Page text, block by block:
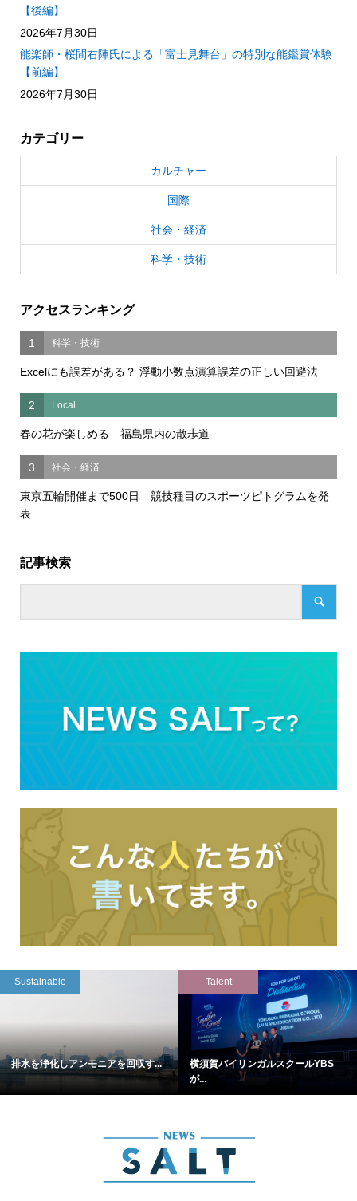
【後編】
2026年7月30日
能楽師・桜間右陣氏による「富士見舞台」の特別な能鑑賞体験
【前編】
2026年7月30日
カテゴリー
カルチャー
国際
社会・経済
科学・技術
アクセスランキング
1 科学・技術
Excelにも誤差がある？ 浮動小数点演算誤差の正しい回避法
2 Local
春の花が楽しめる 福島県内の散歩道
3 社会・経済
東京五輪開催まで500日 競技種目のスポーツピトグラムを発
表
記事検索
Sustainable
排水を浄化しアンモニアを回収す...
Talent
横須賀バイリンガルスクールYBS
が...